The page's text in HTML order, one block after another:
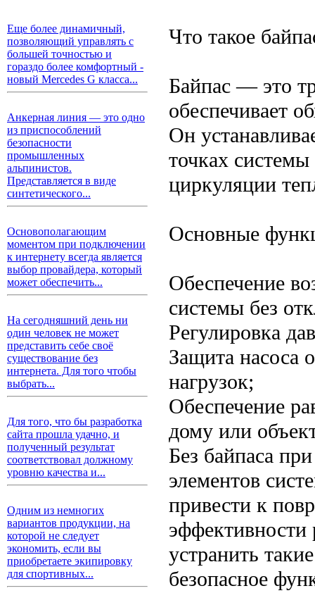
Еще более динамичный,
позволяющий управлять с
большей точностью и
гораздо более комфортный -
новый Mercedes G класса...
Анкерная линия — это одно
из приспособлений
безопасности
промышленных
альпинистов.
Представляется в виде
синтетического...
Основополагающим
моментом при подключении
к интернету всегда является
выбор провайдера, который
может обеспечить...
На сегодняшний день ни
один человек не может
представить себе своё
существование без
интернета. Для того чтобы
выбрать...
Для того, что бы разработка
сайта прошла удачно, и
полученный результат
соответствовал должному
уровню качества и...
Одним из немногих
вариантов продукции, на
которой не следует
экономить, если вы
приобретаете экипировку
для спортивных...
Что такое
Байпас — это
обеспечивает
Он
точках
циркуляции
Основные
Обеспечение
системы без
Регулировка
Защита насоса
нагрузок;
Обеспечение
дому или
Без байпаса
элементов
привести к
эффективности
устранить
безопасное